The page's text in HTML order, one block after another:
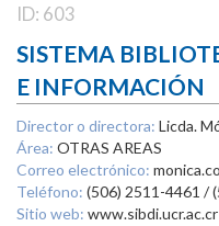
ID: 603
SISTEMA
E INFORMACIÓN
Director o directora: Licda.
Área: OTRAS AREAS
Correo electrónico:
Teléfono: (506) 2511-4461 /
Sitio web: www.sibdi.ucr.ac.cr